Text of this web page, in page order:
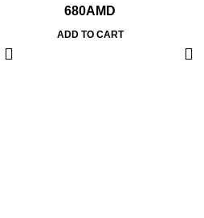
680AMD
ADD TO CART